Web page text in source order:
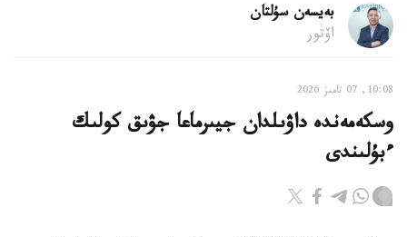
بەيسەن سۇلتان
اۆتور
10:08, 07 تامىز 2026
وسكەمەندە داۋىلدان جيىرماعا جۋىق كولىك
ءبۇلىندى